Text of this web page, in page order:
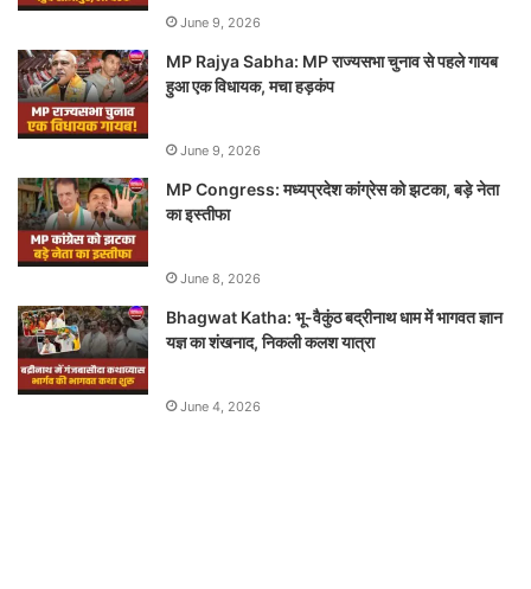
June 9, 2026
MP Rajya Sabha: MP राज्यसभा चुनाव से पहले गायब
हुआ एक विधायक, मचा हड़कंप
June 9, 2026
MP Congress: मध्यप्रदेश कांग्रेस को झटका, बड़े नेता
का इस्तीफा
June 8, 2026
Bhagwat Katha: भू-वैकुंठ बद्रीनाथ धाम में भागवत ज्ञान
यज्ञ का शंखनाद, निकली कलश यात्रा
June 4, 2026